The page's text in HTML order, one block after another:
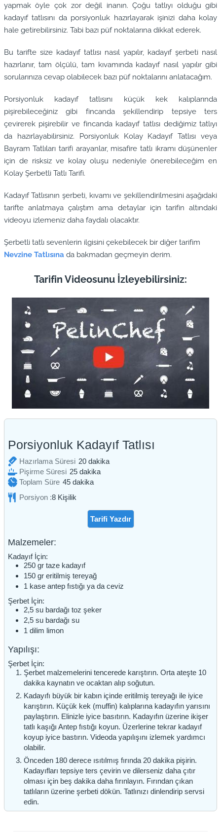
yapmak öyle çok zor değil inanın. Çoğu tatlıyı olduğu gibi
kadayıf tatlısını da porsiyonluk hazırlayarak işinizi daha kolay
hale getirebilirsiniz. Tabi bazı püf noktalarına dikkat ederek.
Bu tarifte size kadayıf tatlısı nasıl yapılır, kadayıf şerbeti nasıl
hazırlanır, tam ölçülü, tam kıvamında kadayıf nasıl yapılır gibi
sorularınıza cevap olabilecek bazı püf noktalarını anlatacağım.
Porsiyonluk kadayıf tatlısını küçük kek kalıplarında
pişirebileceğiniz gibi fincanda şekillendirip tepsiye ters
çevirerek pişirebilir ve fincanda kadayıf tatlısı dediğimiz tatlıyı
da hazırlayabilirsiniz. Porsiyonluk Kolay Kadayıf Tatlısı veya
Bayram Tatlıları tarifi arayanlar, misafire tatlı ikramı düşünenler
için de risksiz ve kolay oluşu nedeniyle önerebileceğim en
Kolay Şerbetli Tatlı Tarifi.
Kadayıf Tatlısının şerbeti, kıvamı ve şekillendirilmesini aşağıdaki
tarifte anlatmaya çalıştım ama detaylar için tarifin altındaki
videoyu izlemeniz daha faydalı olacaktır.
Şerbetli tatlı sevenlerin ilgisini çekebilecek bir diğer tarifim
Nevzine Tatlısınada bakmadan geçmeyin derim.
Tarifin Videosunu İzleyebilirsiniz:
Porsiyonluk Kadayıf Tatlısı
Hazırlama Süresi 20dakika
dakika
Pişirme Süresi 25dakika
dakika
Toplam Süre 45dakika
dakika
Porsiyon :8 Kişilik
Tarifi Yazdır
Malzemeler:
Kadayıf İçin:
250 gr taze kadayıf
150 gr eritilmiş tereyağ
1 kase antep fıstığı ya da ceviz
Şerbet İçin:
2,5 su bardağı toz şeker
2,5 su bardağı su
1 dilim limon
Yapılışı:
Şerbet İçin:
Şerbet malzemelerini tencerede karıştırın. Orta ateşte 10
dakika kaynatın ve ocaktan alıp soğutun.
Kadayıfı büyük bir kabın içinde eritilmiş tereyağı ile iyice
karıştırın. Küçük kek (muffin) kalıplarına kadayıfın yarısını
paylaştırın. Elinizle iyice basıtırın. Kadayıfın üzerine ikişer
tatlı kaşığı Antep fıstığı koyun. Üzerlerine tekrar kadayıf
koyup iyice bastırın. Videoda yapılışını izlemek yardımcı
olabilir.
Önceden 180 derece ısıtılmış fırında 20 dakika pişirin.
Kadayıfları tepsiye ters çevirin ve dilerseniz daha çıtır
olması için beş dakika daha fırınlayın. Fırından çıkan
tatlıların üzerine şerbeti dökün. Tatlınızı dinlendirip servsi
edin.